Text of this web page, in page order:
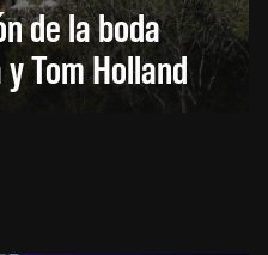
de la boda
Tom Holland